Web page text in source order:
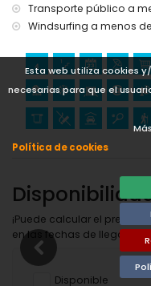
Esta web utiliza cookies
necesarias para que el
Política de cookies
Transporte público a
Windsurfing a menos
¡Puede calcular el precio
en las fechas de llegada
Disponible